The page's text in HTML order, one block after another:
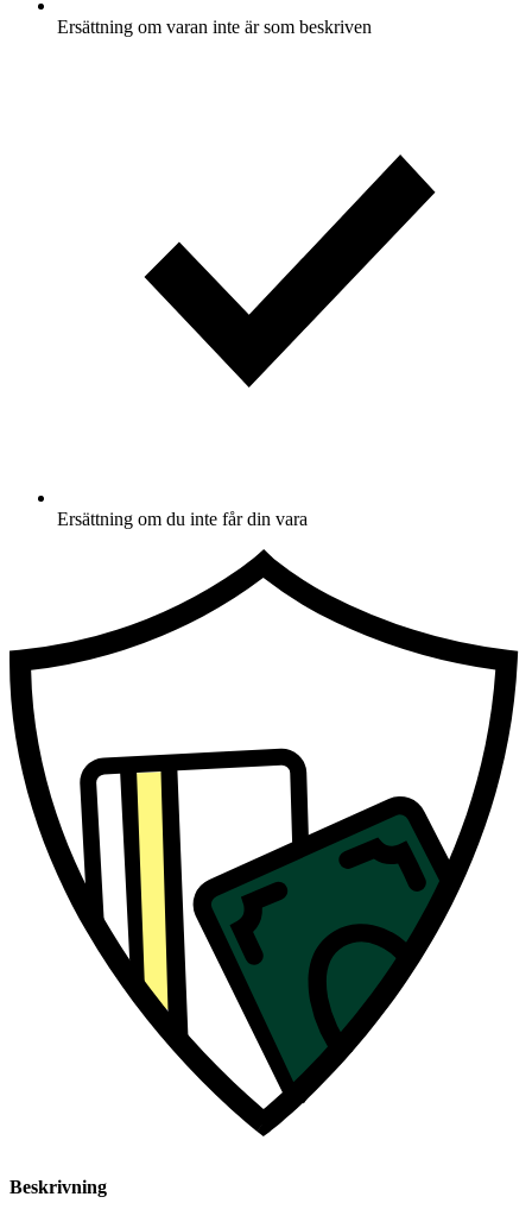
Ersättning om varan inte är som beskriven
Ersättning om du inte får din vara
Beskrivning